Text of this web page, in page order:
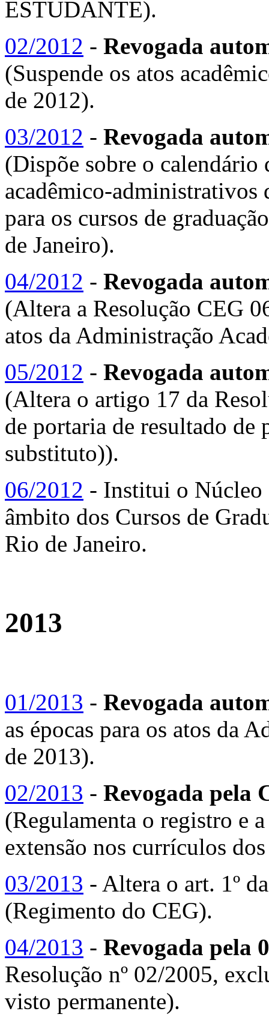
ESTUDANTE).
02/2012 - Revogada
(Suspende os atos
de 2012).
03/2012 - Revogada
(Dispõe sobre o calendário
acadêmico-administrativos
para os cursos de
de Janeiro).
04/2012 - Revogada
(Altera a Resolução CEG
atos da Administração
05/2012 - Revogada
(Altera o artigo 17 da
de portaria de resultado de
substituto)).
06/2012 - Institui o Núcleo
âmbito dos Cursos de
Rio de Janeiro.
2013
01/2013 - Revogada
as épocas para os atos da
de 2013).
02/2013 - Revogada pela
(Regulamenta o registro e
extensão nos currículos
03/2013 - Altera o art. 1º
(Regimento do CEG).
04/2013 - Revogada pela
Resolução nº 02/2005,
visto permanente).